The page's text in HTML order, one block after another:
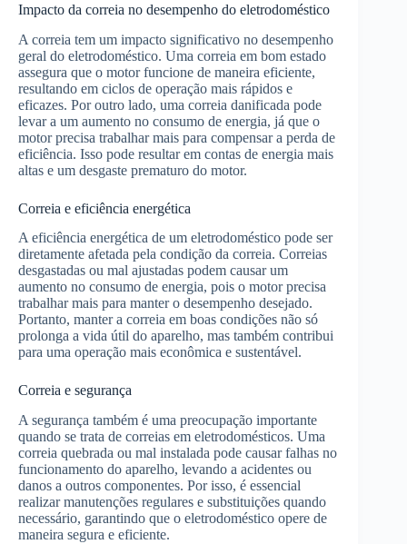
Impacto da correia no desempenho do eletrodoméstico
A correia tem um impacto significativo no desempenho
geral do eletrodoméstico. Uma correia em bom estado
assegura que o motor funcione de maneira eficiente,
resultando em ciclos de operação mais rápidos e
eficazes. Por outro lado, uma correia danificada pode
levar a um aumento no consumo de energia, já que o
motor precisa trabalhar mais para compensar a perda de
eficiência. Isso pode resultar em contas de energia mais
altas e um desgaste prematuro do motor.
Correia e eficiência energética
A eficiência energética de um eletrodoméstico pode ser
diretamente afetada pela condição da correia. Correias
desgastadas ou mal ajustadas podem causar um
aumento no consumo de energia, pois o motor precisa
trabalhar mais para manter o desempenho desejado.
Portanto, manter a correia em boas condições não só
prolonga a vida útil do aparelho, mas também contribui
para uma operação mais econômica e sustentável.
Correia e segurança
A segurança também é uma preocupação importante
quando se trata de correias em eletrodomésticos. Uma
correia quebrada ou mal instalada pode causar falhas no
funcionamento do aparelho, levando a acidentes ou
danos a outros componentes. Por isso, é essencial
realizar manutenções regulares e substituições quando
necessário, garantindo que o eletrodoméstico opere de
maneira segura e eficiente.